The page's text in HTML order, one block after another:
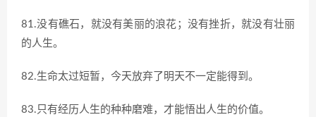
81.没有礁石，就没有美丽的浪花；没有挫折，就没有壮丽
的人生。
82.生命太过短暂，今天放弃了明天不一定能得到。
83.只有经历人生的种种磨难，才能悟出人生的价值。